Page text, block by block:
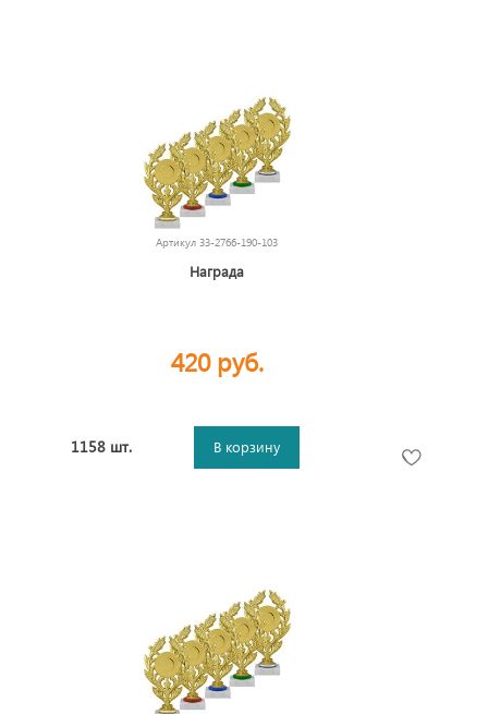
Артикул 33-2766-190-103
Награда
420 руб.
1158 шт. В корзину